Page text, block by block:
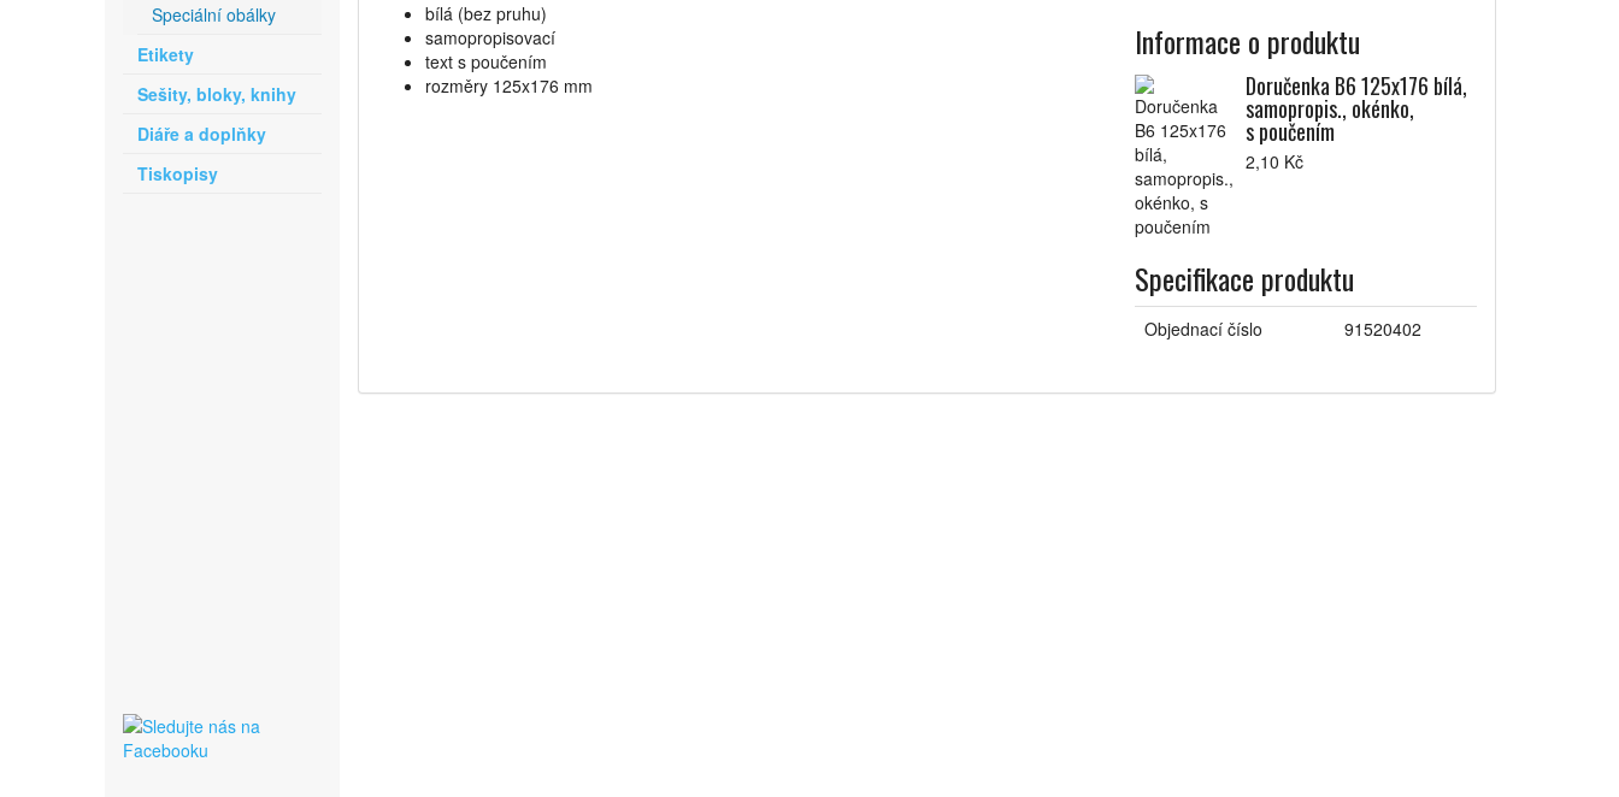
bílá (bez pruhu)
samopropisovací
text s poučením
rozměry 125x176 mm
Informace o produktu
Doručenka B6 125x176 bílá,
samopropis., okénko,
s poučením
2,10 Kč
Specifikace produktu
Objednací číslo 91520402
Speciální obálky
Etikety
Sešity, bloky, knihy
Diáře a doplňky
Tiskopisy